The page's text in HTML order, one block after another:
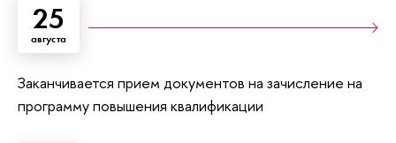
25
августа
Заканчивается прием документов на зачисление на
программу повышения квалификации